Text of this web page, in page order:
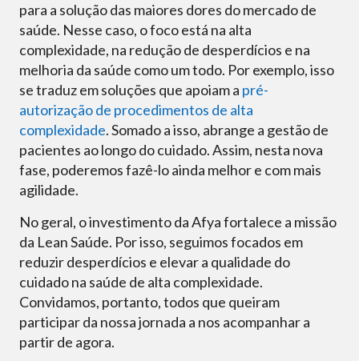
para a solução das maiores dores do mercado de
saúde. Nesse caso, o foco está na alta
complexidade, na redução de desperdícios e na
melhoria da saúde como um todo. Por exemplo, isso
se traduz em soluções que apoiam a pré-
autorização de procedimentos de alta
complexidade. Somado a isso, abrange a gestão de
pacientes ao longo do cuidado. Assim, nesta nova
fase, poderemos fazê-lo ainda melhor e com mais
agilidade.
No geral, o investimento da Afya fortalece a missão
da Lean Saúde. Por isso, seguimos focados em
reduzir desperdícios e elevar a qualidade do
cuidado na saúde de alta complexidade.
Convidamos, portanto, todos que queiram
participar da nossa jornada a nos acompanhar a
partir de agora.